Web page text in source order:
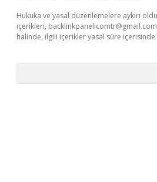
Hukuka ve yasal düzenlemelere aykırı
içerikleri, backlinkpanelicomtr@gmail.com
halinde, ilgili içerikler yasal süre içerisinde